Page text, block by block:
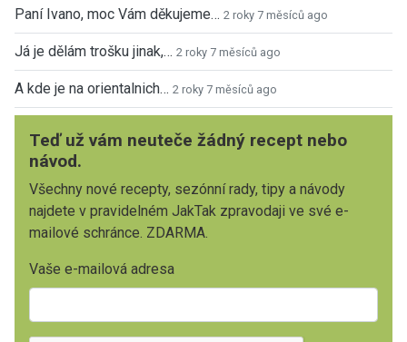
Paní Ivano, moc Vám děkujeme… 2 roky 7 měsíců ago
Já je dělám trošku jinak,… 2 roky 7 měsíců ago
A kde je na orientalnich… 2 roky 7 měsíců ago
Teď už vám neuteče žádný recept nebo
návod.
Všechny nové recepty, sezónní rady, tipy a návody
najdete v pravidelném JakTak zpravodaji ve své e-
mailové schránce. ZDARMA.
Vaše e-mailová adresa